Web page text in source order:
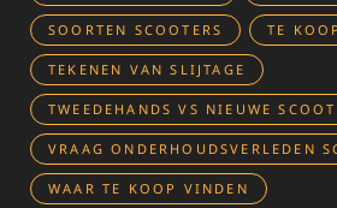
SOORTEN SCOOTERS TE KOOP
TEKENEN VAN SLIJTAGE
TWEEDEHANDS VS NIEUWE
VRAAG ONDERHOUDSVERLEDEN
WAAR TE KOOP VINDEN